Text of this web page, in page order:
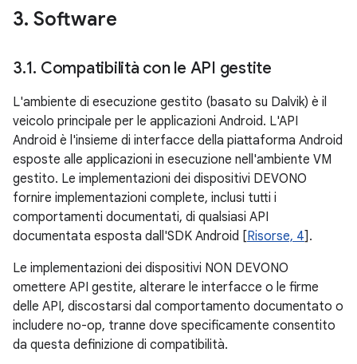
3. Software
3.1. Compatibilità con le API gestite
L'ambiente di esecuzione gestito (basato su Dalvik) è il
veicolo principale per le applicazioni Android. L'API
Android è l'insieme di interfacce della piattaforma Android
esposte alle applicazioni in esecuzione nell'ambiente VM
gestito. Le implementazioni dei dispositivi DEVONO
fornire implementazioni complete, inclusi tutti i
comportamenti documentati, di qualsiasi API
documentata esposta dall'SDK Android [Risorse, 4].
Le implementazioni dei dispositivi NON DEVONO
omettere API gestite, alterare le interfacce o le firme
delle API, discostarsi dal comportamento documentato o
includere no-op, tranne dove specificamente consentito
da questa definizione di compatibilità.